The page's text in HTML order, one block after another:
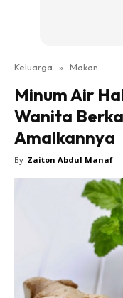
Keluarga » Makan
Minum Air
Wanita
Amalkannya
By Zaiton Abdul Manaf -